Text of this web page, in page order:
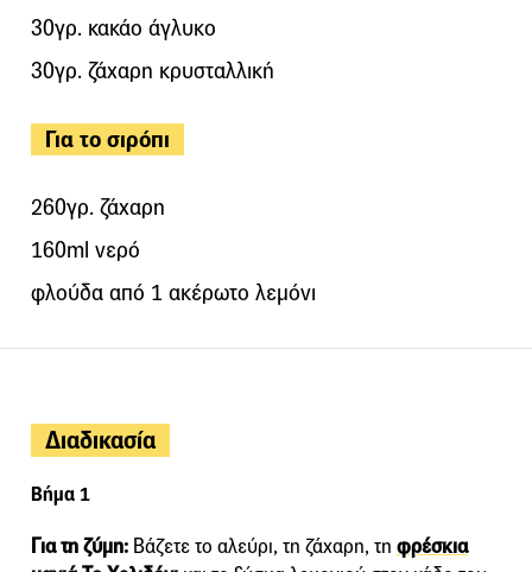
30γρ. κακάο άγλυκο
30γρ. ζάχαρη κρυσταλλική
Για το σιρόπι
260γρ. ζάχαρη
160ml νερό
φλούδα από 1 ακέρωτο λεμόνι
Διαδικασία
Βήμα 1
Για τη ζύμη: Βάζετε το αλεύρι, τη ζάχαρη, τη φρέσκια